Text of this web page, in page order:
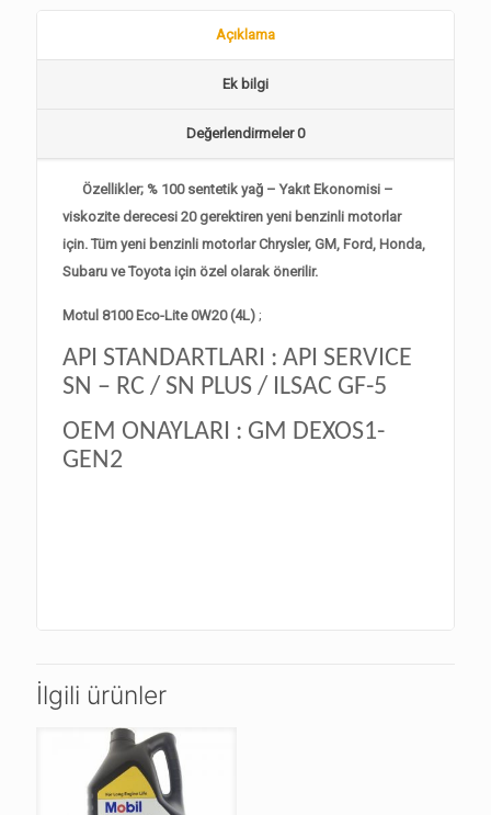
Açıklama
Ek bilgi
Değerlendirmeler0
Özellikler; % 100 sentetik yağ – Yakıt Ekonomisi –
viskozite derecesi 20 gerektiren yeni benzinli motorlar
için. Tüm yeni benzinli motorlar Chrysler, GM, Ford, Honda,
Subaru ve Toyota için özel olarak önerilir.
Motul 8100 Eco-Lite 0W20 (4L) ;
API STANDARTLARI : API SERVICE
SN – RC / SN PLUS / ILSAC GF-5
OEM ONAYLARI : GM DEXOS1-
GEN2
İlgili ürünler